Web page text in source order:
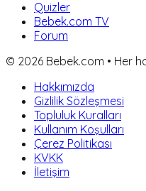
Quizler
Bebek.com TV
Forum
© 2026 Bebek.com • Her
Hakkımızda
Gizlilik Sözleşmesi
Topluluk Kuralları
Kullanım Koşulları
Çerez Politikası
KVKK
İletişim